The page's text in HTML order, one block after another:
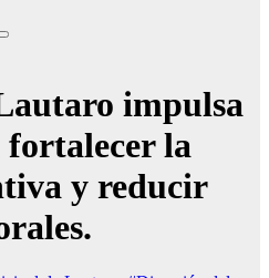
impulsa
fortalecer la
y reducir